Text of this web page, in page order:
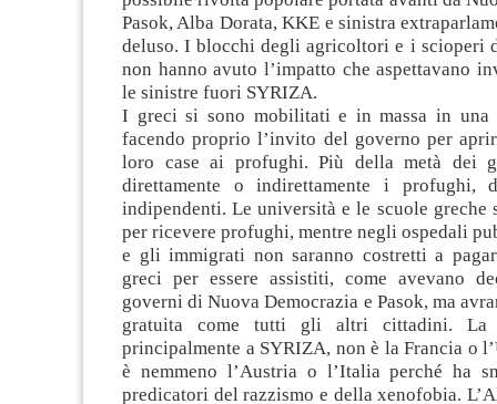
Pasok, Alba Dorata, KKE e sinistra
deluso. I blocchi degli agricoltori e i scioperi
non hanno avuto l’impatto che aspettavano
le sinistre fuori SYRIZA.
I greci si sono mobilitati e in massa in una
facendo proprio l’invito del governo per
loro case ai profughi. Più della metà dei
direttamente o indirettamente i profughi,
indipendenti. Le università e le scuole greche
per ricevere profughi, mentre negli ospedali
e gli immigrati non saranno costretti a
greci per essere assistiti, come avevano
governi di Nuova Democrazia e Pasok, ma
gratuita come tutti gli altri cittadini. La
principalmente a SYRIZA, non è la Francia o
è nemmeno l’Austria o l’Italia perché ha
predicatori del razzismo e della xenofobia.